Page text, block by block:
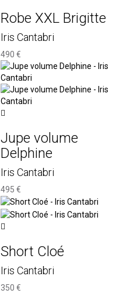
Robe XXL Brigitte
Iris Cantabri
490 €
Jupe volume
Delphine
Iris Cantabri
495 €
Short Cloé
Iris Cantabri
350 €